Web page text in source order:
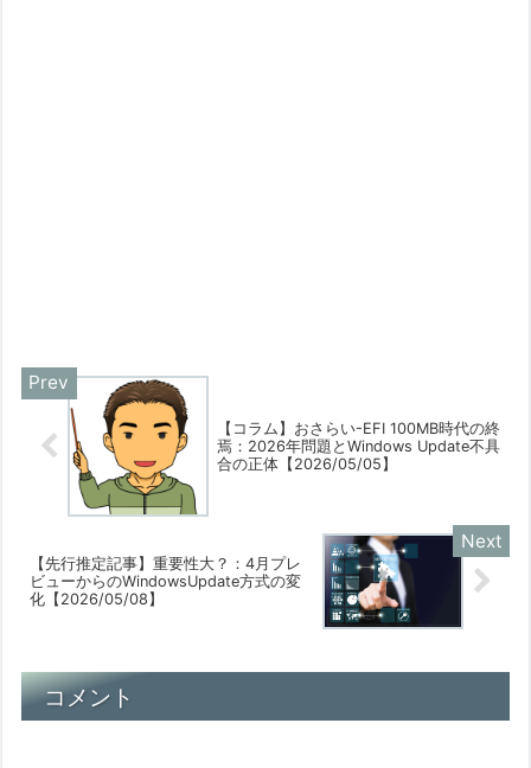
【コラム】おさらい-EFI 100MB時代の終
焉：2026年問題とWindows Update不具
合の正体【2026/05/05】
【先行推定記事】重要性大？：4月プレ
ビューからのWindowsUpdate方式の変
化【2026/05/08】
コメント